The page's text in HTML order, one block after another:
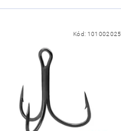
Kód: 101002025